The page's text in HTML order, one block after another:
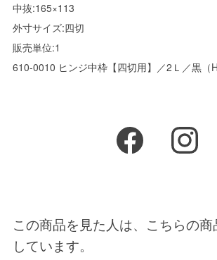
中抜:165×113
外寸サイズ:四切
販売単位:1
610-0010 ヒンジ中枠【四切用】／2Ｌ／黒（
この商品を見た人は、こちらの商
しています。